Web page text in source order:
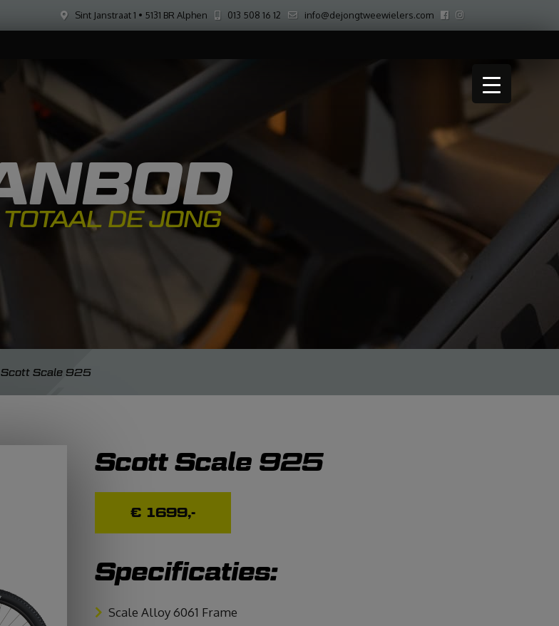
Sint Janstraat 1 • 5131 BR Alphen 013 508 16 12 info@dejongtweewielers.com
DE JONG
Scott Scale 925
Scott Scale 925
€ 1699,-
Specificaties:
Scale Alloy 6061 Frame